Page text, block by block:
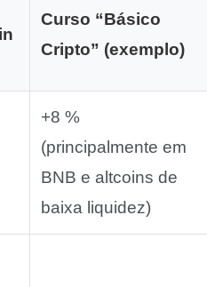
Curso “Básico
Cripto” (exemplo)
+8 %
(principalmente em
BNB e altcoins de
baixa liquidez)